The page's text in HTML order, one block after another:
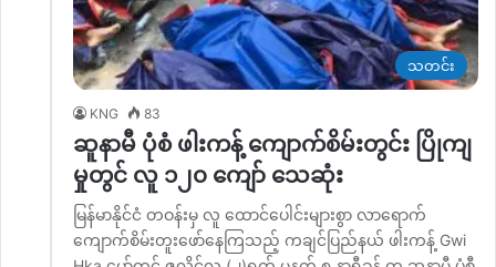
သတင်း
KNG 83
ဆူနာမီ ပုံစံ ဖါးကန့် ကျောက်စိမ်းတွင်း ပြိုကျ
မှုတွင် လူ ၁၂၀ ကျော် သေဆုံး
မြန်မာနိုင်ငံ တဝန်းမှ လူ ထောင်ပေါင်းများစွာ လာရောက်
ကျောက်စိမ်းတူးဖော်နေကြသည့် ကချင်ပြည်နယ် ဖါးကန့် Gwi